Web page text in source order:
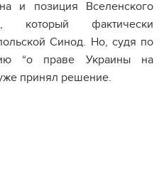
и позиция Вселенского
который фактически
Синод. Но, судя по
“о праве Украины на
принял решение.